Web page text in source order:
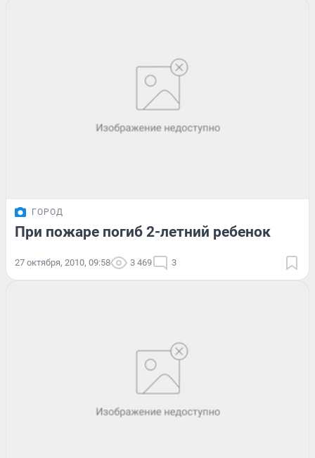
ГОРОД
При пожаре погиб 2-летний ребенок
27 октября, 2010, 09:58 3 469 3